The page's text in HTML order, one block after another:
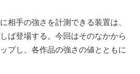
相手の強さを計測できる装置は、
ば登場する。今回はそのなかから
プし、各作品の強さの値とともに